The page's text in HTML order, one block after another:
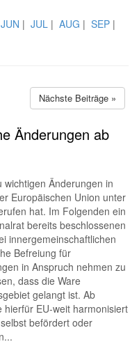
JUN | JUL | AUG | SEP |
Nächste Beiträge »
Änderungen ab
Änderungen in
Europäischen Union unter
hat. Im Folgenden ein
bereits beschlossenen
innergemeinschaftlichen
Befreiung für
in Anspruch nehmen zu
dass die Ware
gelangt ist. Ab
hierfür EU-weit harmonisiert
befördert oder